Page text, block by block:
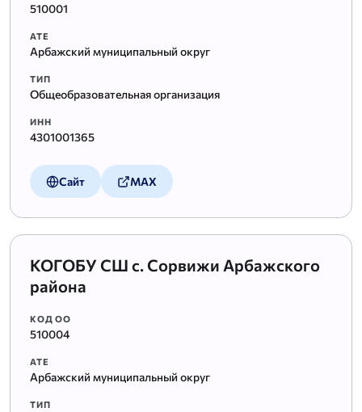
510001
АТЕ
Арбажский муниципальный округ
ТИП
Общеобразовательная организация
ИНН
4301001365
Сайт MAX
КОГОБУ СШ с. Сорвижи Арбажского
района
КОД ОО
510004
АТЕ
Арбажский муниципальный округ
ТИП